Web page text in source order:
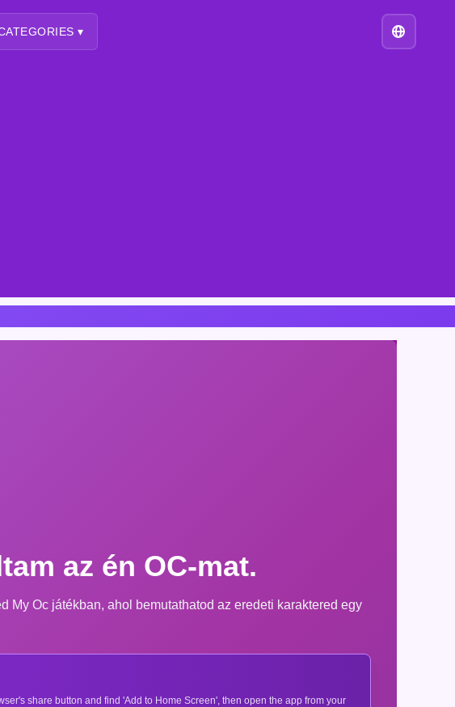
▾
az én OC-mat.
My Oc játékban, ahol bemutathatod az eredeti karaktered egy
share button and find 'Add to Home Screen', then open the app from your